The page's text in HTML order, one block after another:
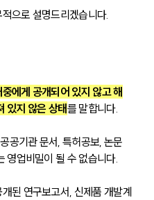
으로 설명드리겠습니다.
에게 공개되어 있지 않고 해
있지 않은 상태를 말합니다.
공기관 문서, 특허공보, 논문
영업비밀이 될 수 없습니다.
된 연구보고서, 신제품 개발계